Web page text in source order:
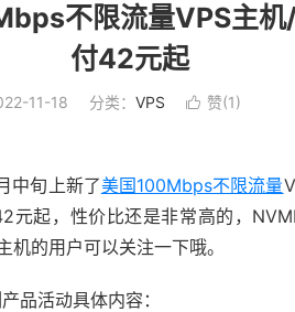
不限流量VPS主
付42元起
11-18 分类： VPS  赞(1)
中旬上新了美国100Mbps不限流量
元起，性价比还是非常高的，
的用户可以关注一下哦。
品活动具体内容：